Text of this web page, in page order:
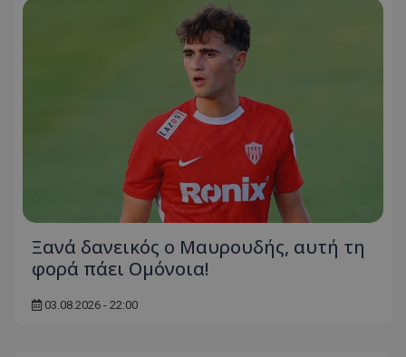
Ξανά δανεικός ο Μαυρουδής, αυτή τη
φορά πάει Ομόνοια!
03.08.2026 - 22:00